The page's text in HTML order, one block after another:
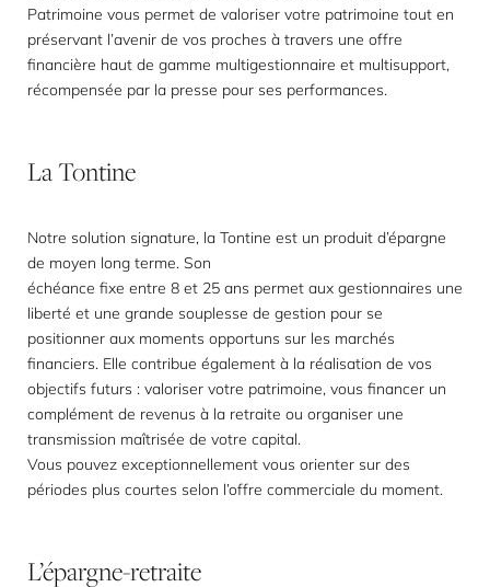
Patrimoine vous permet de valoriser votre patrimoine tout en
préservant l’avenir de vos proches à travers une offre
financière haut de gamme multigestionnaire et multisupport,
récompensée par la presse pour ses performances.
LaTontine
Notre solution signature, la Tontine est un produit d’épargne
de moyen long terme. Son
échéance fixe entre 8 et 25 ans permet aux gestionnaires une
liberté et une grande souplesse de gestion pour se
positionner aux moments opportuns sur les marchés
financiers. Elle contribue également à la réalisation de vos
objectifs futurs : valoriser votre patrimoine, vous financer un
complément de revenus à la retraite ou organiser une
transmission maîtrisée de votre capital.
Vous pouvez exceptionnellement vous orienter sur des
périodes plus courtes selon l’offre commerciale du moment.
L’épargne-retraite